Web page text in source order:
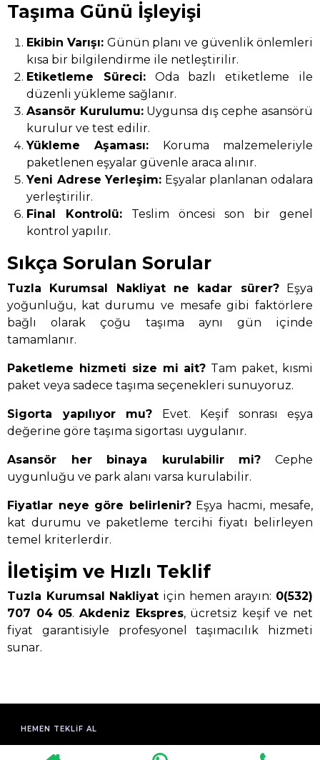
Taşıma Günü İşleyişi
Ekibin Varışı: Günün planı ve güvenlik önlemleri
kısa bir bilgilendirme ile netleştirilir.
Etiketleme Süreci:Oda bazlı etiketleme ile
düzenli yükleme sağlanır.
Asansör Kurulumu:Uygunsa dış cephe asansörü
kurulur ve test edilir.
Yükleme Aşaması: Koruma malzemeleriyle
paketlenen eşyalar güvenle araca alınır.
Yeni Adrese Yerleşim: Eşyalar planlanan odalara
yerleştirilir.
Final Kontrolü: Teslim öncesi son bir genel
kontrol yapılır.
Sıkça Sorulan Sorular
Tuzla Kurumsal Nakliyat ne kadar sürer?Eşya
yoğunluğu, kat durumu ve mesafe gibi faktörlere
bağlı olarak çoğu taşıma aynı gün içinde
tamamlanır.
Paketleme hizmeti size mi ait? Tam paket, kısmi
paket veya sadece taşıma seçenekleri sunuyoruz.
Sigorta yapılıyor mu? Evet. Keşif sonrası eşya
değerine göre taşıma sigortası uygulanır.
Asansör her binaya kurulabilir mi? Cephe
uygunluğu ve park alanı varsa kurulabilir.
Fiyatlar neye göre belirlenir?Eşya hacmi, mesafe,
kat durumu ve paketleme tercihi fiyatı belirleyen
temel kriterlerdir.
İletişim ve Hızlı Teklif
Tuzla Kurumsal Nakliyat için hemen arayın: 0(532)
707 04 05. Akdeniz Ekspres, ücretsiz keşif ve net
fiyat garantisiyle profesyonel taşımacılık hizmeti
sunar.
HEMEN TEKLIF AL